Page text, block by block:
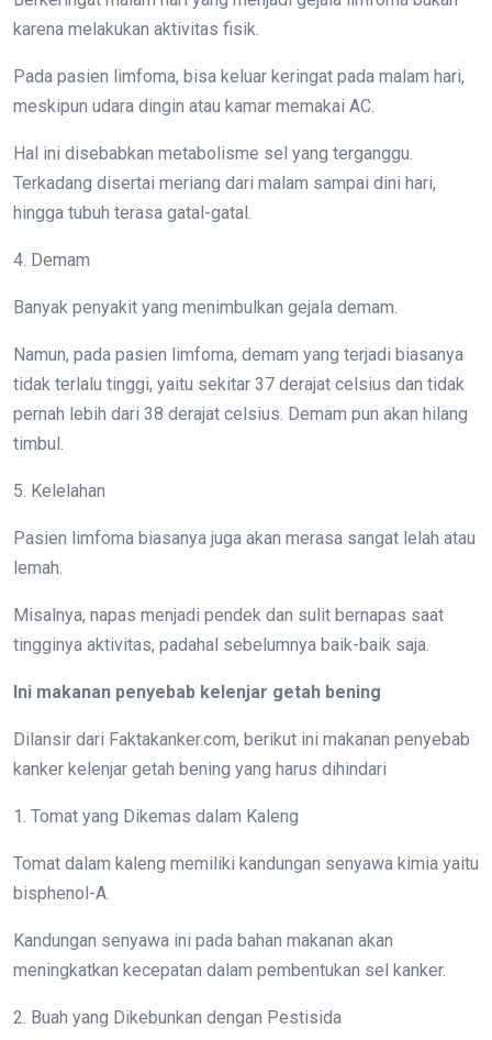
karena melakukan aktivitas fisik.
Pada pasien limfoma, bisa keluar keringat pada malam hari,
meskipun udara dingin atau kamar memakai AC.
Hal ini disebabkan metabolisme sel yang terganggu.
Terkadang disertai meriang dari malam sampai dini hari,
hingga tubuh terasa gatal-gatal.
4. Demam
Banyak penyakit yang menimbulkan gejala demam.
Namun, pada pasien limfoma, demam yang terjadi biasanya
tidak terlalu tinggi, yaitu sekitar 37 derajat celsius dan tidak
pernah lebih dari 38 derajat celsius. Demam pun akan hilang
timbul.
5. Kelelahan
Pasien limfoma biasanya juga akan merasa sangat lelah atau
lemah.
Misalnya, napas menjadi pendek dan sulit bernapas saat
tingginya aktivitas, padahal sebelumnya baik-baik saja.
Ini makanan penyebab kelenjar getah bening
Dilansir dari Faktakanker.com, berikut ini makanan penyebab
kanker kelenjar getah bening yang harus dihindari
1. Tomat yang Dikemas dalam Kaleng
Tomat dalam kaleng memiliki kandungan senyawa kimia yaitu
bisphenol-A.
Kandungan senyawa ini pada bahan makanan akan
meningkatkan kecepatan dalam pembentukan sel kanker.
2. Buah yang Dikebunkan dengan Pestisida